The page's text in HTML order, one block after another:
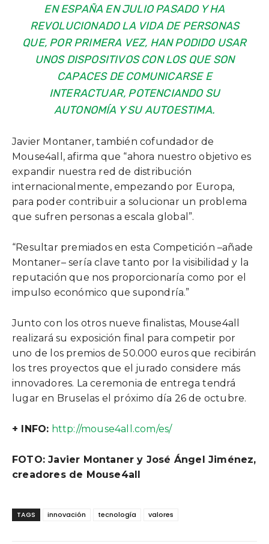
EN ESPAÑA EN JULIO PASADO Y HA
REVOLUCIONADO LA VIDA DE PERSONAS
QUE, POR PRIMERA VEZ, HAN PODIDO USAR
UNOS DISPOSITIVOS CON LOS QUE SON
CAPACES DE COMUNICARSE E
INTERACTUAR, POTENCIANDO SU
AUTONOMÍA Y SU AUTOESTIMA.
Javier Montaner, también cofundador de
Mouse4all, afirma que “ahora nuestro objetivo es
expandir nuestra red de distribución
internacionalmente, empezando por Europa,
para poder contribuir a solucionar un problema
que sufren personas a escala global”.
“Resultar premiados en esta Competición –añade
Montaner– sería clave tanto por la visibilidad y la
reputación que nos proporcionaría como por el
impulso económico que supondría.”
Junto con los otros nueve finalistas, Mouse4all
realizará su exposición final para competir por
uno de los premios de 50.000 euros que recibirán
los tres proyectos que el jurado considere más
innovadores. La ceremonia de entrega tendrá
lugar en Bruselas el próximo día 26 de octubre.
+ INFO: http://mouse4all.com/es/
FOTO: Javier Montaner y José Ángel Jiménez,
creadores de Mouse4all
TAGS innovación tecnología valores